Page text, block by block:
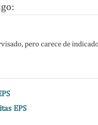
pero carece de
EPS